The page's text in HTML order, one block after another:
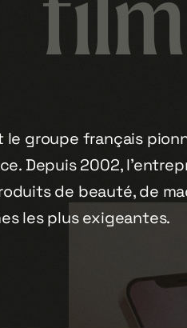
le groupe français
Depuis 2002,
de beauté, de
les plus exigeantes.